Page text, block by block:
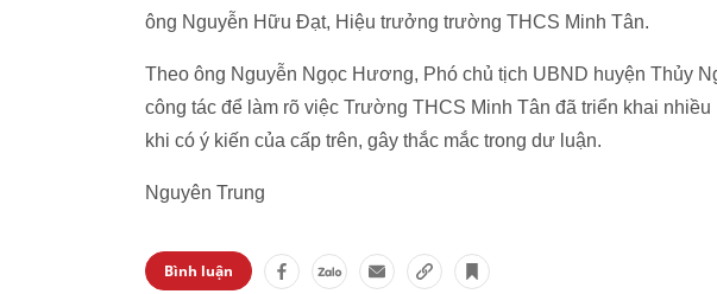
ông Nguyễn Hữu Đạt, Hiệu trưởng trường THCS Minh Tân.
Theo ông Nguyễn Ngọc Hương, Phó chủ tịch UBND huyện Thủy
công tác để làm rõ việc Trường THCS Minh Tân đã triển khai
khi có ý kiến của cấp trên, gây thắc mắc trong dư luận.
Nguyên Trung
Bình luận